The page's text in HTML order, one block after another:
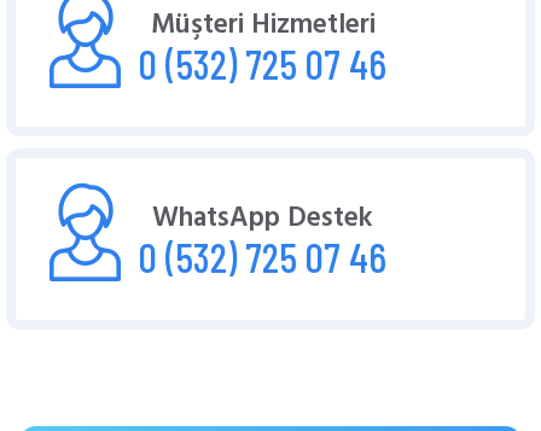
Müşteri Hizmetleri
0 (532) 725 07 46
WhatsApp Destek
0 (532) 725 07 46